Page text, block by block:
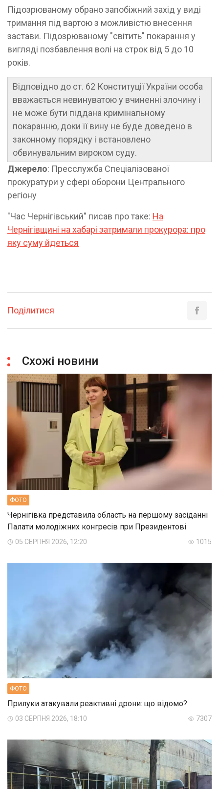
Підозрюваному обрано запобіжний захід у виді
тримання під вартою з можливістю внесення
застави. Підозрюваному "світить" покарання у
вигляді позбавлення волі на строк від 5 до 10
років.
Відповідно до ст. 62 Конституції України особа
вважається невинуватою у вчиненні злочину і
не може бути піддана кримінальному
покаранню, доки її вину не буде доведено в
законному порядку і встановлено
обвинувальним вироком суду.
Джерело: Пресслужба Спеціалізованої
прокуратури у сфері оборони Центрального
регіону
"Час Чернігівський" писав про таке: На
Чернігівщині на хабарі затримали прокурора: про
яку суму йдеться
Поділитися
Схожі новини
ФОТО
Чернігівка представила область на першому засіданні
Палати молодіжних конгресів при Президентові
05 СЕРПНЯ 2026, 12:20 1015
ФОТО
Прилуки атакували реактивні дрони: що відомо?
03 СЕРПНЯ 2026, 18:10 7307